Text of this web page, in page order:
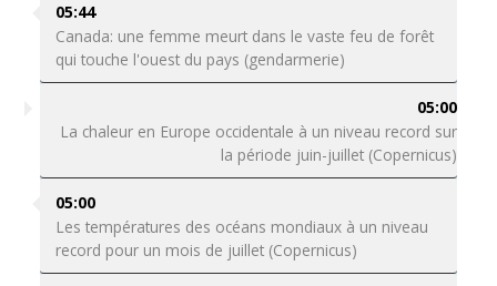
05:44
Canada: une femme meurt dans le vaste feu de forêt
qui touche l'ouest du pays (gendarmerie)
05:00
La chaleur en Europe occidentale à un niveau record sur
la période juin-juillet (Copernicus)
05:00
Les températures des océans mondiaux à un niveau
record pour un mois de juillet (Copernicus)